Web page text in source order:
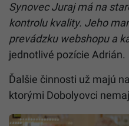
Synovec Juraj má na
kontrolu kvality. Jeho
prevádzku webshopu a
jednotlivé pozície Adrián.
Ďalšie činnosti už majú
ktorými Dobolyovci